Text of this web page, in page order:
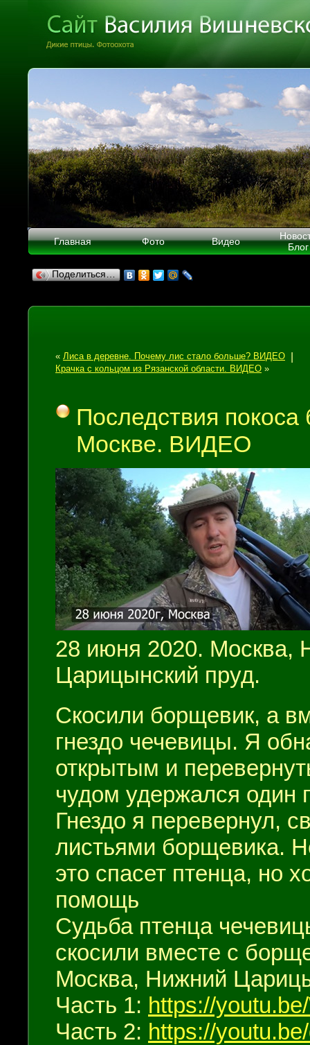
Главная Фото Видео
Блог
Поделиться…
« Лиса в деревне. Почему лис стало больше? ВИДЕО
Крачка с кольцом из Рязанской области. ВИДЕО »
Последствия
Москве. ВИДЕО
28 июня 2020. Москва,
Царицынский пруд.
Скосили борщевик, а
гнездо чечевицы. Я
открытым и
чудом удержался один
Гнездо я перевернул,
листьями борщевика.
это спасет птенца, но
помощь
Судьба птенца
скосили вместе с
Москва, Нижний
Часть 1: https://
Часть 2: https://